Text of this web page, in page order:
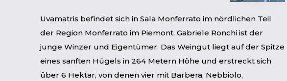
Uvamatris befindet sich in Sala Monferrato im nördlichen Teil
der Region Monferrato im Piemont. Gabriele Ronchi ist der
junge Winzer und Eigentümer. Das Weingut liegt auf der Spitze
eines sanften Hügels in 264 Metern Höhe und erstreckt sich
über 6 Hektar, von denen vier mit Barbera, Nebbiolo,